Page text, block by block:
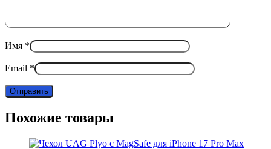
Имя *
Email *
Похожие товары